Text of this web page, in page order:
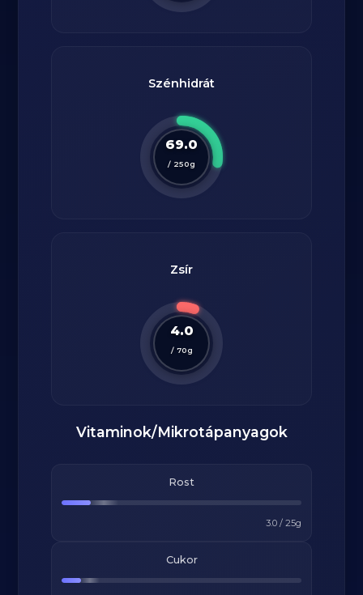
Szénhidrát
69.0
/ 250g
Zsír
4.0
/ 70g
Vitaminok/Mikrotápanyagok
Rost
3.0/ 25g
Cukor